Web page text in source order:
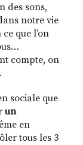
des sons,
notre vie
que l’on
compte, on
sociale que
un
en
tous les 3